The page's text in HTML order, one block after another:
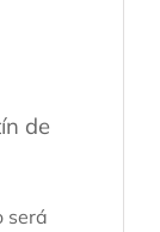
de
será